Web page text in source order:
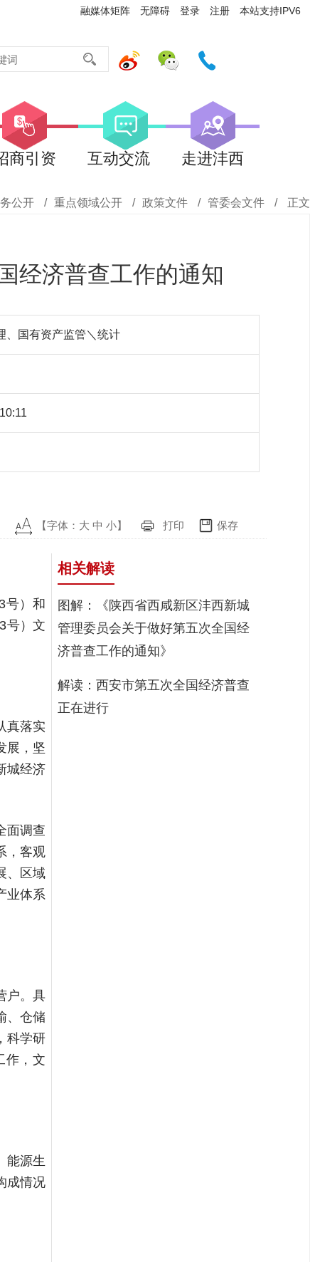
融媒体矩阵 无障碍 登录 注册 本站支持IPV6
商引资 互动交流 走进沣西
公开 / 重点领域公开 / 政策文件 / 管委会文件 / 正文
经济普查工作的通知
、国有资产监管＼统计
【字体： 大 中 小】 打印 保存
号）和
号）文
真落实
展，坚
城经济
面调查
，客观
、区域
业体系
户。具
、仓储
科学研
作，文
能源生
成情况
相关解读
图解：《陕西省西咸新区沣西新城
管理委员会关于做好第五次全国经
济普查工作的通知》
解读：西安市第五次全国经济普查
正在进行